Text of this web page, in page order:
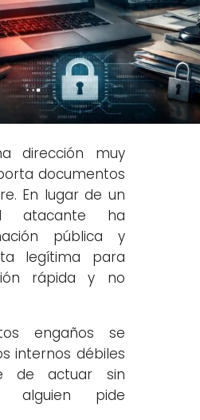
dirección muy
documentos
En lugar de un
atacante ha
pública y
legítima para
rápida y no
engaños se
internos débiles
de actuar sin
alguien pide